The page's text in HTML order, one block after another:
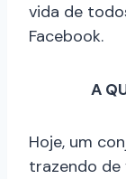
vida de
Facebook.
A
Hoje, um
trazendo